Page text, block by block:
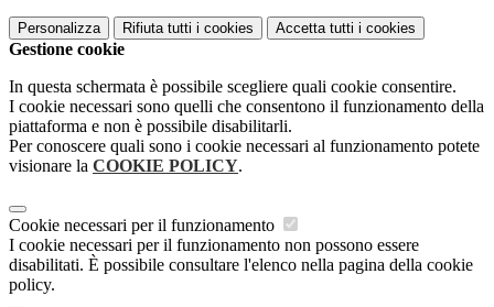
Personalizza Rifiuta tutti i cookies Accetta tutti i cookies
Gestione cookie
In questa schermata è possibile scegliere quali cookie consentire.
I cookie necessari sono quelli che consentono il funzionamento della
piattaforma e non è possibile disabilitarli.
Per conoscere quali sono i cookie necessari al funzionamento potete
visionare la COOKIE POLICY.
Cookie necessari per il funzionamento
I cookie necessari per il funzionamento non possono essere
disabilitati. È possibile consultare l'elenco nella pagina della cookie
policy.